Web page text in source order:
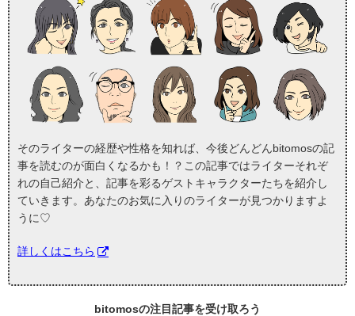
そのライターの経歴や性格を知れば、今後どんどんbitomosの記
事を読むのが面白くなるかも！？この記事ではライターそれぞ
れの自己紹介と、記事を彩るゲストキャラクターたちを紹介し
ていきます。あなたのお気に入りのライターが見つかりますよ
うに♡
詳しくはこちら
bitomosの注目記事を受け取ろう